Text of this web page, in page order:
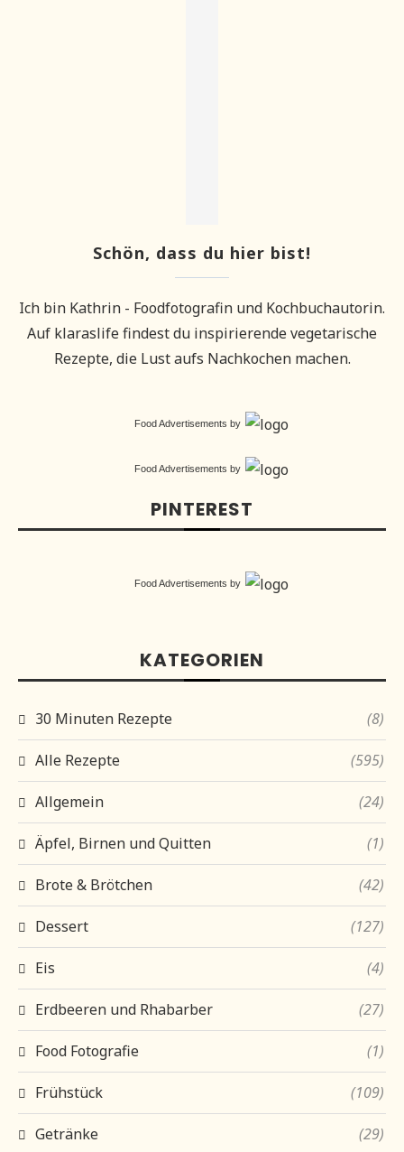
Schön, dass du hier bist!
Ich bin Kathrin - Foodfotografin und Kochbuchautorin.
Auf klaraslife findest du inspirierende vegetarische
Rezepte, die Lust aufs Nachkochen machen.
Food Advertisements by
Food Advertisements by
PINTEREST
Food Advertisements by
KATEGORIEN
30 Minuten Rezepte (8)
Alle Rezepte (595)
Allgemein (24)
Äpfel, Birnen und Quitten (1)
Brote & Brötchen (42)
Dessert (127)
Eis (4)
Erdbeeren und Rhabarber (27)
Food Fotografie (1)
Frühstück (109)
Getränke (29)